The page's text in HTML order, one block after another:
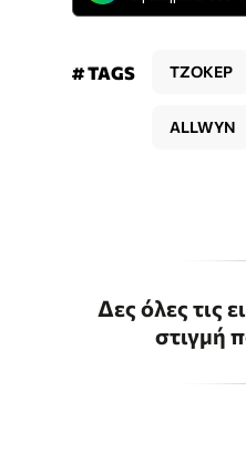
# TAGS ΤΖΟΚΕΡ
ALLWYN
Δες όλες τις
στιγμή